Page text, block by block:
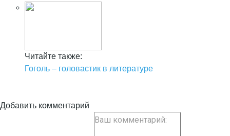
Читайте также:
Гоголь – головастик в литературе
Добавить комментарий